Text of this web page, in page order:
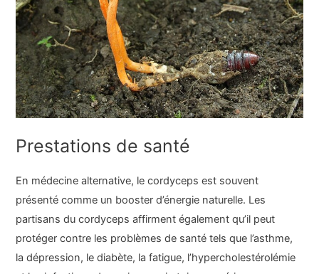
Prestations de santé
En médecine alternative, le cordyceps est souvent
présenté comme un booster d’énergie naturelle. Les
partisans du cordyceps affirment également qu’il peut
protéger contre les problèmes de santé tels que l’asthme,
la dépression, le diabète, la fatigue, l’hypercholestérolémie